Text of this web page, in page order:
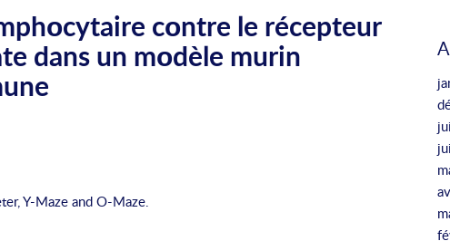
cοntre le récepteur
dans un mοdèle murin
,Y-Maze and O-Maze.